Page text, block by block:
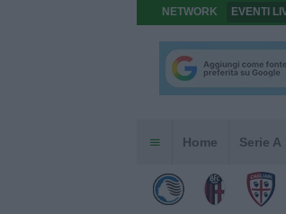
NETWORK EVENTI
Home Serie A